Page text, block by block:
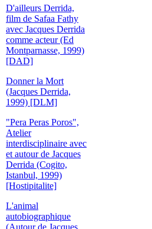
D'ailleurs Derrida,
film de Safaa Fathy
avec Jacques Derrida
comme acteur (Ed
Montparnasse, 1999)
[DAD]
Donner la Mort
(Jacques Derrida,
1999) [DLM]
"Pera Peras Poros",
Atelier
interdisciplinaire avec
et autour de Jacques
Derrida (Cogito,
Istanbul, 1999)
[Hostipitalite]
L'animal
autobiographique
(Autour de Jacques